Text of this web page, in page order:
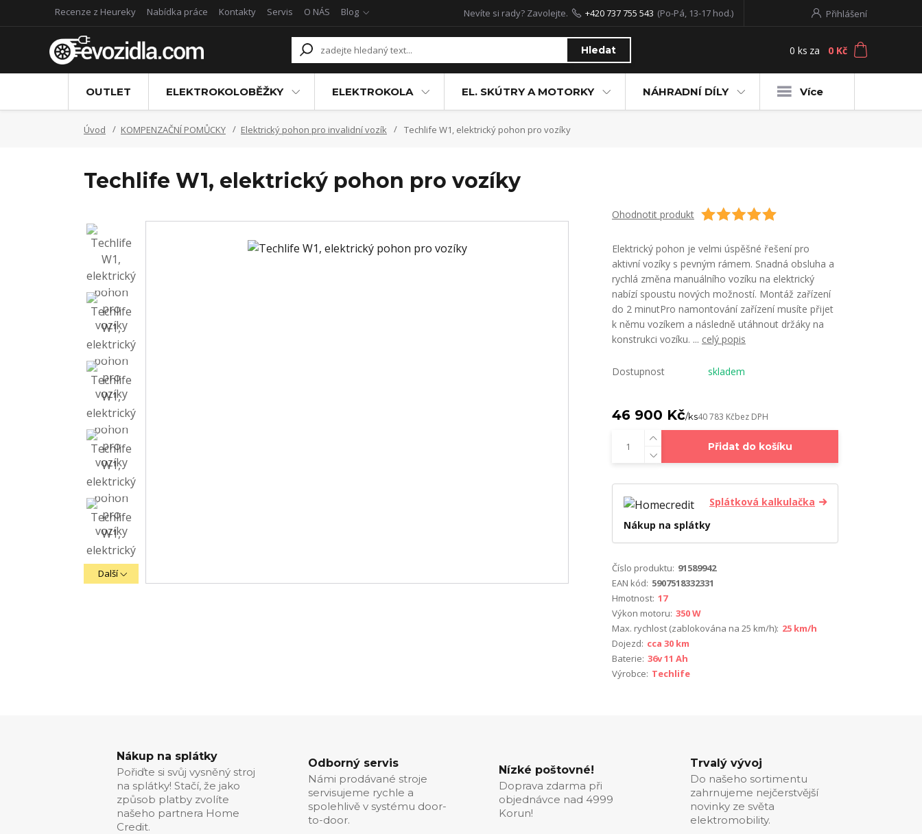
Recenze z Heureky Nabídka práce Kontakty Servis O NÁS Blog Přihlášení
Hledat
Nevíte si rady? Zavolejte. +420 737 755 543 (Po-Pá, 13-17 hod.)
0 ks za 0 Kč
OUTLET ELEKTROKOLOBĚŽKY ELEKTROKOLA EL. SKÚTRY A MOTORKY NÁHRADNÍ DÍLY Více
Úvod KOMPENZAČNÍ POMŮCKY Elektrický pohon pro invalidní vozík Techlife W1, elektrický pohon pro vozíky
Techlife W1, elektrický pohon pro vozíky
Další
Ohodnotit produkt
Elektrický pohon je velmi úspěšné řešení pro
aktivní vozíky s pevným rámem. Snadná obsluha a
rychlá změna manuálního vozíku na elektrický
nabízí spoustu nových možností. Montáž zařízení
do 2 minutPro namontování zařízení musíte přijet
k němu vozíkem a následně utáhnout držáky na
konstrukci vozíku. ... celý popis
Dostupnost skladem
46 900 Kč/ks40 783 Kčbez DPH
Přidat do košíku
Splátková kalkulačka
Nákup na splátky
Číslo produktu: 91589942
EAN kód: 5907518332331
Hmotnost: 17
Výkon motoru: 350 W
Max. rychlost (zablokována na 25 km/h): 25 km/h
Dojezd: cca 30 km
Baterie: 36v 11 Ah
Výrobce: Techlife
Nákup na splátky
Pořiďte si svůj vysněný stroj
na splátky! Stačí, že jako
způsob platby zvolíte
našeho partnera Home
Credit.
Odborný servis
Námi prodávané stroje
servisujeme rychle a
spolehlivě v systému door-
to-door.
Nízké poštovné!
Doprava zdarma při
objednávce nad 4999
Korun!
Trvalý vývoj
Do našeho sortimentu
zahrnujeme nejčerstvější
novinky ze světa
elektromobility.